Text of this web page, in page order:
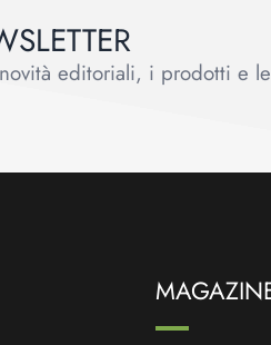
editoriali, i prodotti e